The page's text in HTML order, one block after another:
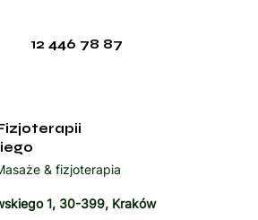
12 446 78 87
& fizjoterapia
1, 30-399, Kraków